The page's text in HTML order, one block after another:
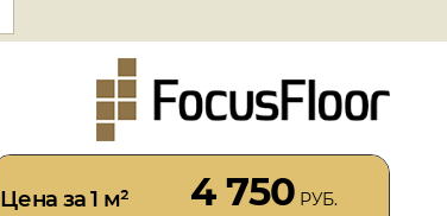
Цена за 1 м² 4 750 РУБ.